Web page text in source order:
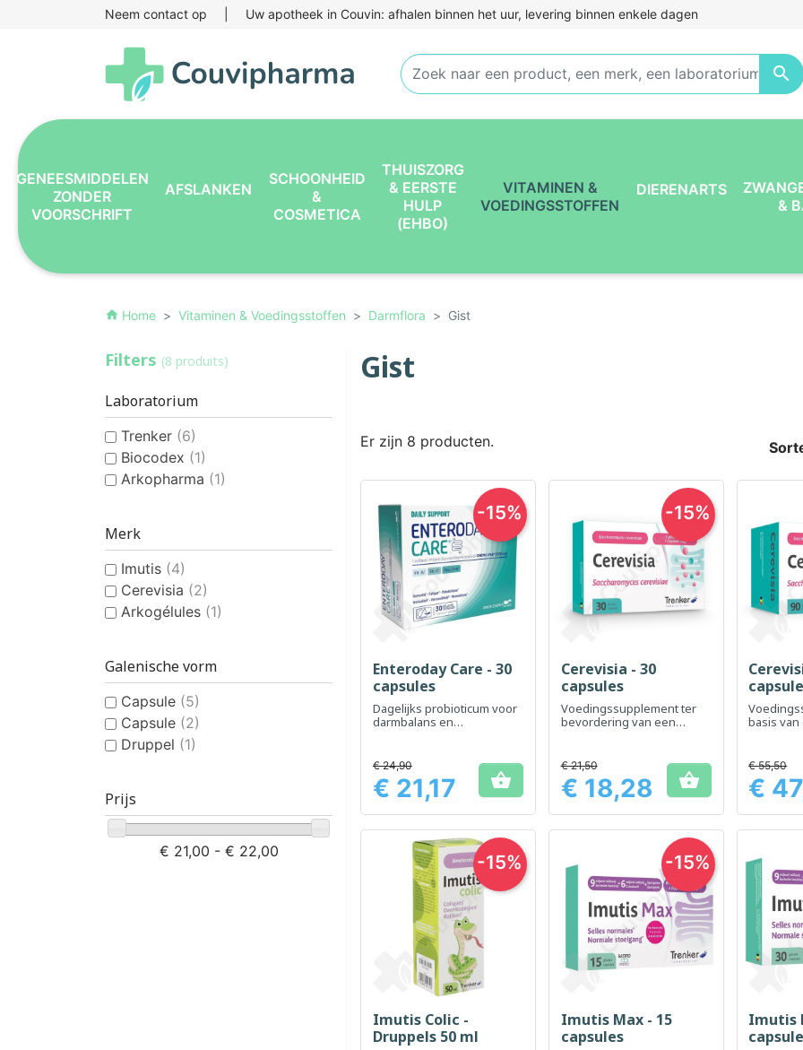
Neem contact op Uw apotheek in Couvin: afhalen binnen het uur, levering binnen enkele dagen

GENEESMIDDELEN
ZONDER
VOORSCHRIFT
AFSLANKEN
SCHOONHEID
&
COSMETICA
THUISZORG
& EERSTE
HULP
(EHBO)
VITAMINEN &
VOEDINGSSTOFFEN
DIERENARTS
&
home Home Vitaminen & Voedingsstoffen Darmflora Gist
Filters (8 produits)
Laboratorium
Trenker (6)
Biocodex (1)
Arkopharma (1)
Merk
Imutis (4)
Cerevisia (2)
Arkogélules (1)
Galenische vorm
Capsule (5)
Capsule (2)
Druppel (1)
Prijs
€ 21,00 - € 22,00
Gist
Er zijn 8 producten.
Snel bekijken
Enteroday Care - 30
capsules
Dagelijks probioticum voor
darmbalans en
Prijs
€ 24,90
€ 21,17 
-15%
Snel bekijken
Cerevisia - 30
capsules
Voedingssupplement ter
bevordering van een
Prijs
€ 21,50
€ 18,28 
-15%

basis van
Prijs
€ 55,50
€
Snel bekijken
Imutis Colic -
Druppels 50 ml
-15%
Snel bekijken
Imutis Max - 15
capsules
-15%

Imutis